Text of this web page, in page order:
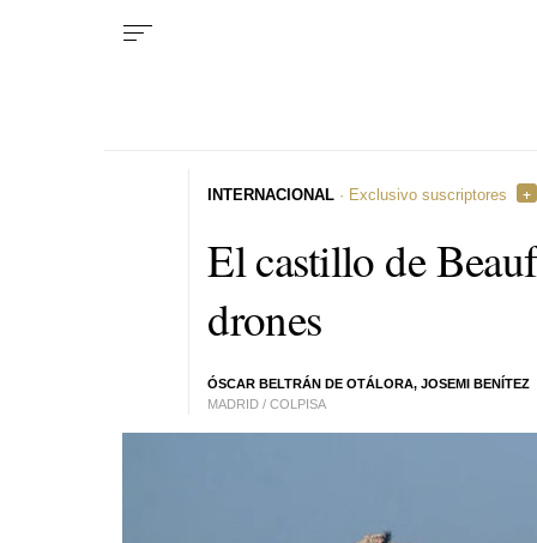
El castillo de
drones
ÓSCAR BELTRÁN DE OTÁLORA, JOSEMI BENÍTEZ
MADRID / COLPISA
INTERNACIONAL · Exclusivo suscriptores